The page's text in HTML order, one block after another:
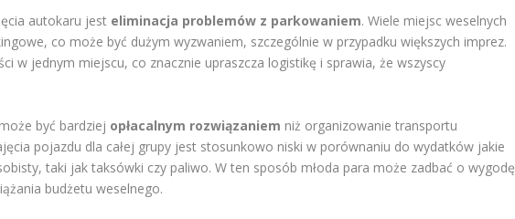
autokaru jest eliminacja problemów z parkowaniem. Wiele miejsc weselnych
co może być dużym wyzwaniem, szczególnie w przypadku większych imprez.
w jednym miejscu, co znacznie upraszcza logistikę i sprawia, że wszyscy
być bardziej opłacalnym rozwiązaniem niż organizowanie transportu
pojazdu dla całej grupy jest stosunkowo niski w porównaniu do wydatków jakie
taki jak taksówki czy paliwo. W ten sposób młoda para może zadbać o wygodę
budżetu weselnego.